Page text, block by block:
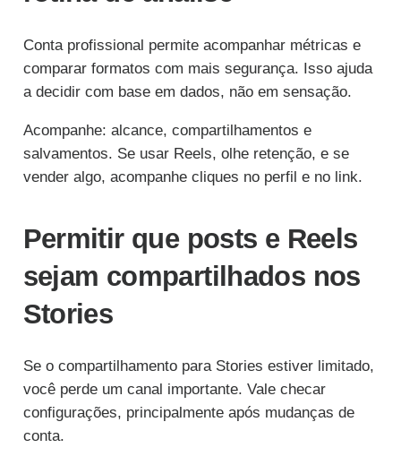
Conta profissional permite acompanhar métricas e
comparar formatos com mais segurança. Isso ajuda
a decidir com base em dados, não em sensação.
Acompanhe: alcance, compartilhamentos e
salvamentos. Se usar Reels, olhe retenção, e se
vender algo, acompanhe cliques no perfil e no link.
Permitir que posts e Reels
sejam compartilhados nos
Stories
Se o compartilhamento para Stories estiver limitado,
você perde um canal importante. Vale checar
configurações, principalmente após mudanças de
conta.